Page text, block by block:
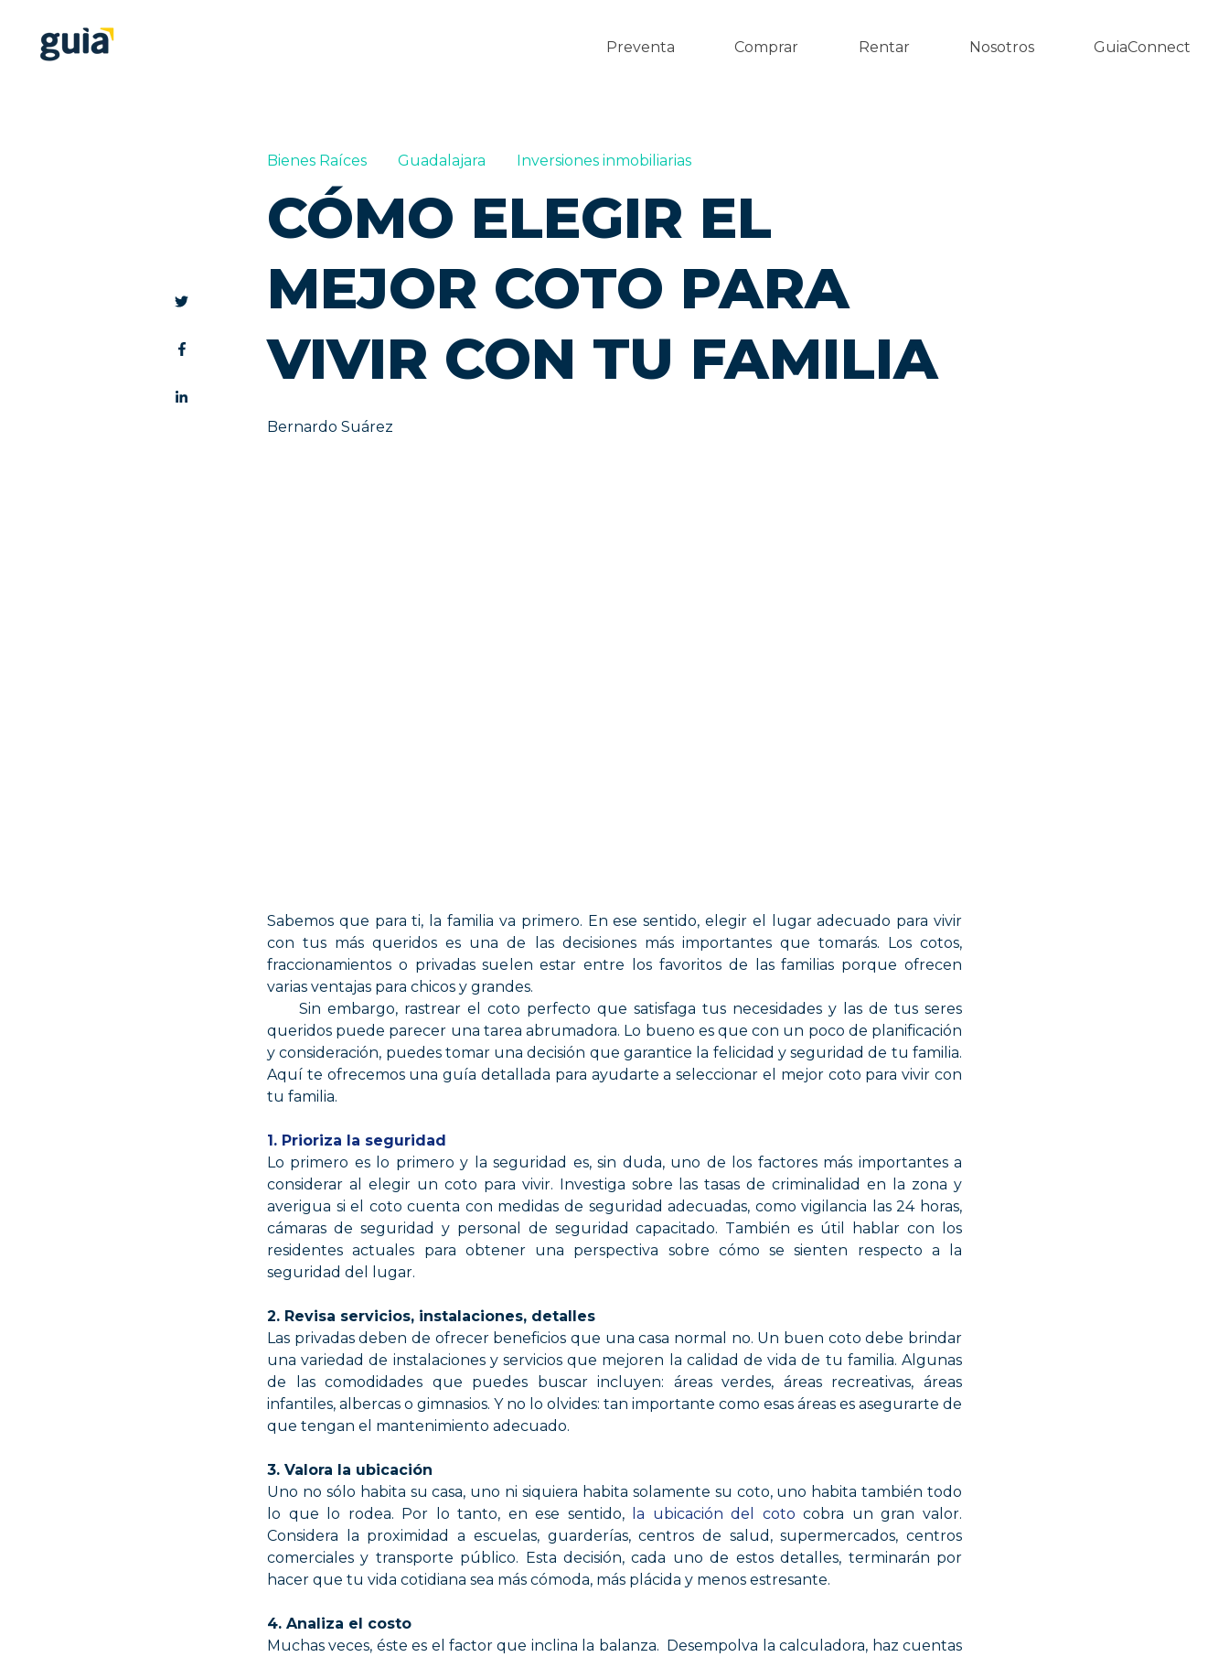
Preventa Comprar Rentar Nosotros GuiaConnect
Bienes Raíces Guadalajara Inversiones inmobiliarias
CÓMO ELEGIR EL
MEJOR COTO PARA
VIVIR CON TU FAMILIA
Bernardo Suárez
Sabemos que para ti, la familia va primero. En ese sentido, elegir el lugar adecuado para vivir
con tus más queridos es una de las decisiones más importantes que tomarás. Los cotos,
fraccionamientos o privadas suelen estar entre los favoritos de las familias porque ofrecen
varias ventajas para chicos y grandes.
Sin embargo, rastrear el coto perfecto que satisfaga tus necesidades y las de tus seres
queridos puede parecer una tarea abrumadora. Lo bueno es que con un poco de planificación
y consideración, puedes tomar una decisión que garantice la felicidad y seguridad de tu familia.
Aquí te ofrecemos una guía detallada para ayudarte a seleccionar el mejor coto para vivir con
tu familia.
1. Prioriza la seguridad
Lo primero es lo primero y la seguridad es, sin duda, uno de los factores más importantes a
considerar al elegir un coto para vivir. Investiga sobre las tasas de criminalidad en la zona y
averigua si el coto cuenta con medidas de seguridad adecuadas, como vigilancia las 24 horas,
cámaras de seguridad y personal de seguridad capacitado. También es útil hablar con los
residentes actuales para obtener una perspectiva sobre cómo se sienten respecto a la
seguridad del lugar.
2. Revisa servicios, instalaciones, detalles
Las privadas deben de ofrecer beneficios que una casa normal no. Un buen coto debe brindar
una variedad de instalaciones y servicios que mejoren la calidad de vida de tu familia. Algunas
de las comodidades que puedes buscar incluyen: áreas verdes, áreas recreativas, áreas
infantiles, albercas o gimnasios. Y no lo olvides: tan importante como esas áreas es asegurarte de
que tengan el mantenimiento adecuado.
3. Valora la ubicación
Uno no sólo habita su casa, uno ni siquiera habita solamente su coto, uno habita también todo
lo que lo rodea. Por lo tanto, en ese sentido,
la ubicación del coto cobra un gran valor.
Considera la proximidad a escuelas, guarderías, centros de salud, supermercados, centros
comerciales y transporte público. Esta decisión, cada uno de estos detalles, terminarán por
hacer que tu vida cotidiana sea más cómoda, más plácida y menos estresante.
4. Analiza el costo
Muchas veces, éste es el factor que inclina la balanza. Desempolva la calculadora, haz cuentas